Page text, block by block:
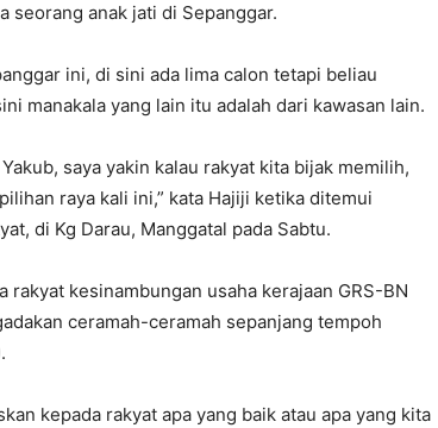
seorang anak jati di Sepanggar.
ini, di sini ada lima calon tetapi beliau
manakala yang lain itu adalah dari kawasan lain.
saya yakin kalau rakyat kita bijak memilih,
raya kali ini,” kata Hajiji ketika ditemui
di Kg Darau, Manggatal pada Sabtu.
kesinambungan usaha kerajaan GRS-BN
ceramah-ceramah sepanjang tempoh
kepada rakyat apa yang baik atau apa yang kita